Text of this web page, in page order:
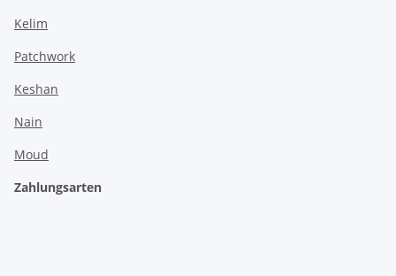
Kelim
Patchwork
Keshan
Nain
Moud
Zahlungsarten